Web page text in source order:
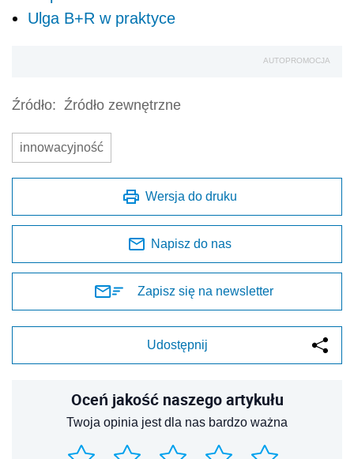
Ulga B+R w praktyce
AUTOPROMOCJA
Źródło: Źródło zewnętrzne
innowacyjność
Wersja do druku
Napisz do nas
Zapisz się na newsletter
Udostępnij
Oceń jakość naszego artykułu
Twoja opinia jest dla nas bardzo ważna